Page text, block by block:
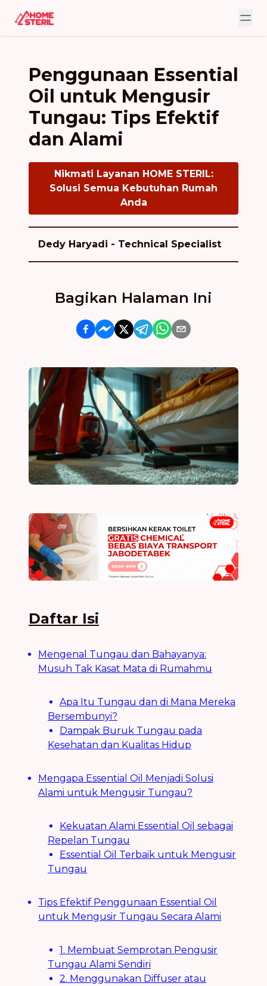
Penggunaan Essential
Oil untuk Mengusir
Tungau: Tips Efektif
dan Alami
Nikmati Layanan HOME STERIL:
Solusi Semua Kebutuhan Rumah
Anda
Dedy Haryadi - Technical Specialist
Bagikan Halaman Ini
Daftar Isi
Mengenal Tungau dan Bahayanya:
Musuh Tak Kasat Mata di Rumahmu
Apa Itu Tungau dan di Mana Mereka
Bersembunyi?
Dampak Buruk Tungau pada
Kesehatan dan Kualitas Hidup
Mengapa Essential Oil Menjadi Solusi
Alami untuk Mengusir Tungau?
Kekuatan Alami Essential Oil sebagai
Repelan Tungau
Essential Oil Terbaik untuk Mengusir
Tungau
Tips Efektif Penggunaan Essential Oil
untuk Mengusir Tungau Secara Alami
1. Membuat Semprotan Pengusir
Tungau Alami Sendiri
2. Menggunakan Diffuser atau